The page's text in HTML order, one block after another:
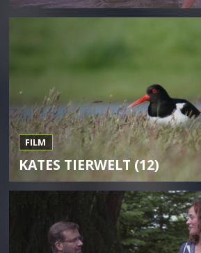
FILM
KATES TIERWELT (12)